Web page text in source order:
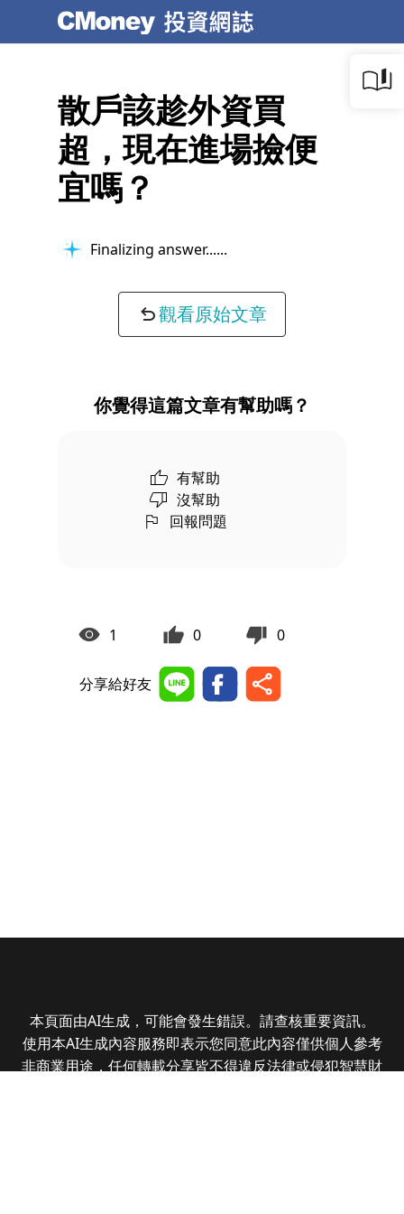
散戶該趁外資買
超，現在進場撿便
宜嗎？
Finalizing answer...
觀看原始文章
你覺得這篇文章有幫助嗎？
有幫助
沒幫助
回報問題
1 0 0
分享給好友
本頁面由AI生成，可能會發生錯誤。請查核重要資訊。
使用本AI生成內容服務即表示您同意此內容僅供個人參考
非商業用途，任何轉載分享皆不得違反法律或侵犯智慧財